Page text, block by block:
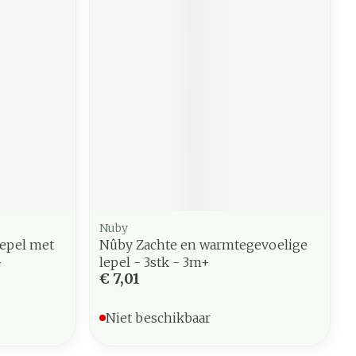
met
Nuby
Nûby Zachte en warmtegevoelige
lepel - 3stk - 3m+
€ 7,01
Niet beschikbaar